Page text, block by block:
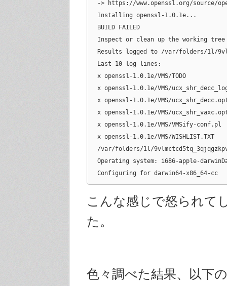
-> https://www.openssl.org/source/
Installing openssl-1.0.1e...
BUILD FAILED
Inspect or clean up the working tree
Results logged to /var/folders/1l/
Last 10 log lines:
x openssl-1.0.1e/VMS/TODO
x openssl-1.0.1e/VMS/
x openssl-1.0.1e/VMS/
x openssl-1.0.1e/VMS/
x openssl-1.0.1e/VMS/VMSify-conf.pl
x openssl-1.0.1e/VMS/WISHLIST.TXT
/var/folders/1l/
Operating system: i686-apple-
Configuring for darwin64-x86_64-cc
こんな感じで怒られて
た。
色々調べた結果、以下